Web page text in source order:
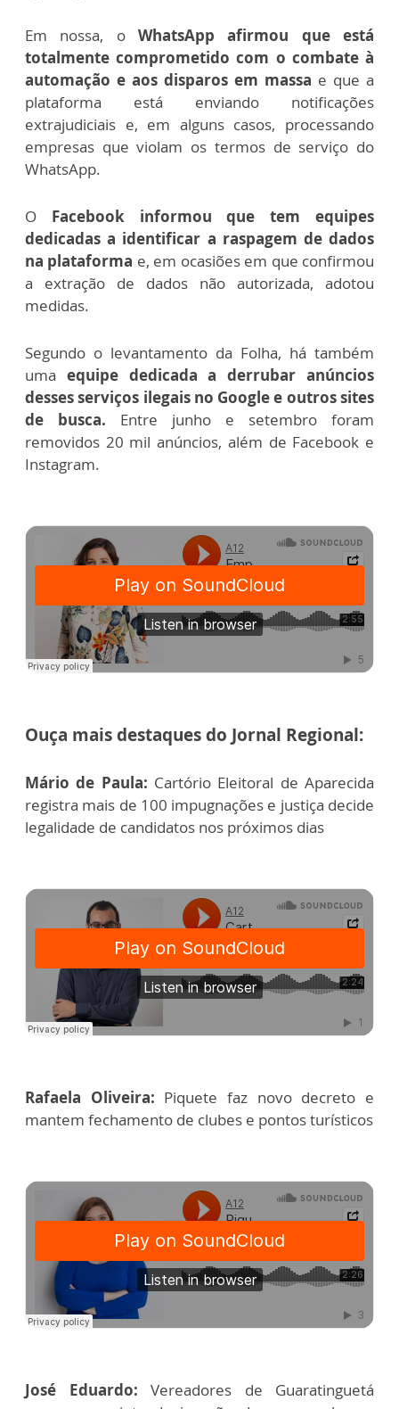
Em nossa, o WhatsApp afirmou que está
totalmente comprometido com o combate à
automação e aos disparos em massa e que a
plataforma está enviando notificações
extrajudiciais e, em alguns casos, processando
empresas que violam os termos de serviço do
WhatsApp.
O Facebook informou que tem equipes
dedicadas a identificar a raspagem de dados
na plataforma e, em ocasiões em que confirmou
a extração de dados não autorizada, adotou
medidas.
Segundo o levantamento da Folha, há também
uma equipe dedicada a derrubar anúncios
desses serviços ilegais no Google e outros sites
de busca. Entre junho e setembro foram
removidos 20 mil anúncios, além de Facebook e
Instagram.
Ouça mais destaques do Jornal Regional:
Mário de Paula: Cartório Eleitoral de Aparecida
registra mais de 100 impugnações e justiça decide
legalidade de candidatos nos próximos dias
Rafaela Oliveira: Piquete faz novo decreto e
mantem fechamento de clubes e pontos turísticos
José Eduardo: Vereadores de Guaratinguetá